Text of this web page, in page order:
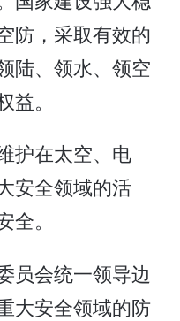
防，采取有效的
陆、领水、领空
。
护在太空、电
安全领域的活
。
会统一领导边
大安全领域的防